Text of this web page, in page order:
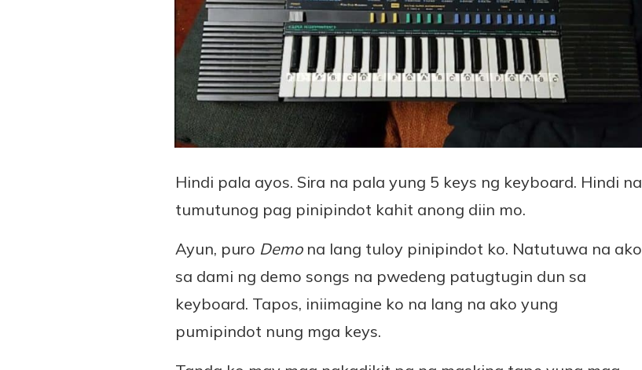
Hindi pala ayos. Sira na pala yung 5 keys ng keyboard. Hindi na
tumutunog pag pinipindot kahit anong diin mo.
Ayun, puro Demo na lang tuloy pinipindot ko. Natutuwa na ako
sa dami ng demo songs na pwedeng patugtugin dun sa
keyboard. Tapos, iniimagine ko na lang na ako yung
pumipindot nung mga keys.